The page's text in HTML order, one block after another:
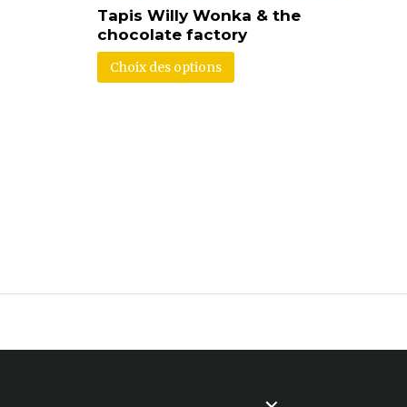
Tapis Willy Wonka & the
chocolate factory
Choix des options